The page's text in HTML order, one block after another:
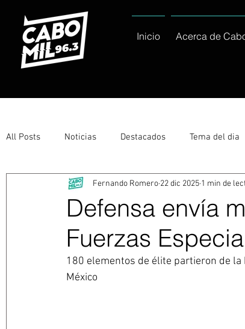
Inicio Acerca de
All Posts Noticias Destacados Tema del dia
Entérate Deportes La buena
Ayuntamiento de Los Cabos Informa
Defensa envía
Fuerzas
Fernando Romero 22 dic 2025 1 min de
180 elementos de élite partieron de
México